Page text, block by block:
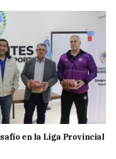
en la Liga Provincial